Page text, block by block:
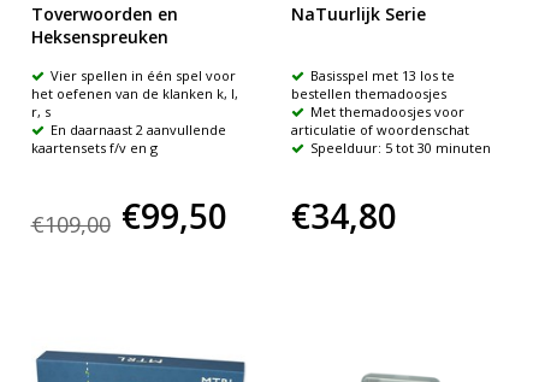
Toverwoorden en
Heksenspreuken
Vier spellen in één spel voor
het oefenen van de klanken k, l,
r, s
En daarnaast 2 aanvullende
kaartensets f/v en g
€109,00 €99,50
NaTuurlijk Serie
Basisspel met 13 los te
bestellen themadoosjes
Met themadoosjes voor
articulatie of woordenschat
Speelduur: 5 tot 30 minuten
€34,80